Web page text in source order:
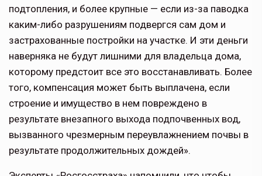
подтопления, и более крупные — если из-за паводка
каким-либо разрушениям подвергся сам дом и
застрахованные постройки на участке. И эти деньги
наверняка не будут лишними для владельца дома,
которому предстоит все это восстанавливать. Более
того, компенсация может быть выплачена, если
строение и имущество в нем повреждено в
результате внезапного выхода подпочвенных вод,
вызванного чрезмерным переувлажнением почвы в
результате продолжительных дождей».